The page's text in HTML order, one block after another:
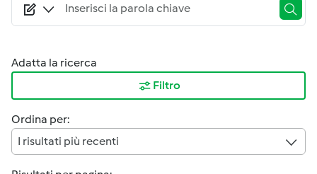
Adatta la ricerca
Filtro
Ordina per:
I risultati più recenti